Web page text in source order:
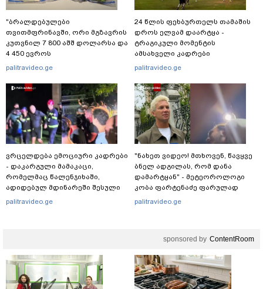
"ბრალდებულები
თვითმფრინავში, ორი მგზავრის
კუთვნილ 7 800 აშშ დოლარსა და
4 450 ევროს
მართლსაწინააღმდეგოდ
დეტალები ხდება ცნობილი?
palitravideo.ge
ვრცელდება ემოციური კადრები
- დაკარგული მამაკაცი,
რომელმაც წალენჯიხაში,
ადიდებულ მდინარეში შესული
დედა-შვილი გადაარჩინა,
palitravideo.ge
24 წლის ფეხბურთელს თამაშის
დროს ელვამ დაარტყა -
ტრაგიკული მომენტის
ამსახველი კადრები
ტაილანდიდან მედიაში
palitravideo.ge
"ნახეთ ვიდეო! მთხოვენ, წავყვე
ბნელ ადგილას, რომ დანა
დამარტყან" - მეტეოროლოგი
კობა ფარტენაძე ფარულად
გადაღებულ კადრებს აქვეყნებს
palitravideo.ge
sponsored by ContentRoom